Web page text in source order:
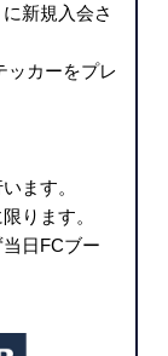
新規入会さ
ッカーをプレ
ます。
ります。
日FCブー